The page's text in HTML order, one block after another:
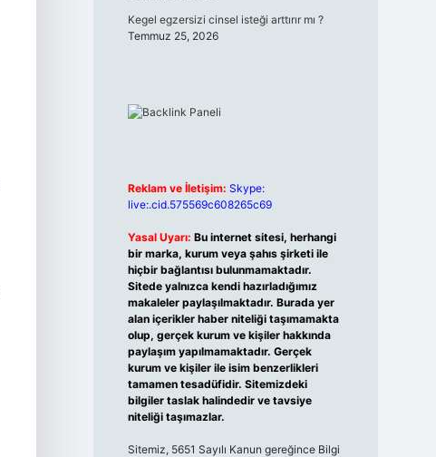
Kegel egzersizi cinsel isteği arttırır mı ?
Temmuz 25, 2026
Reklam ve İletişim: Skype:
live:.cid.575569c608265c69
Yasal Uyarı: Bu internet sitesi, herhangi
bir marka, kurum veya şahıs şirketi ile
hiçbir bağlantısı bulunmamaktadır.
Sitede yalnızca kendi hazırladığımız
makaleler paylaşılmaktadır. Burada yer
alan içerikler haber niteliği taşımamakta
olup, gerçek kurum ve kişiler hakkında
paylaşım yapılmamaktadır. Gerçek
kurum ve kişiler ile isim benzerlikleri
tamamen tesadüfidir. Sitemizdeki
bilgiler taslak halindedir ve tavsiye
niteliği taşımazlar.
Sitemiz, 5651 Sayılı Kanun gereğince Bilgi